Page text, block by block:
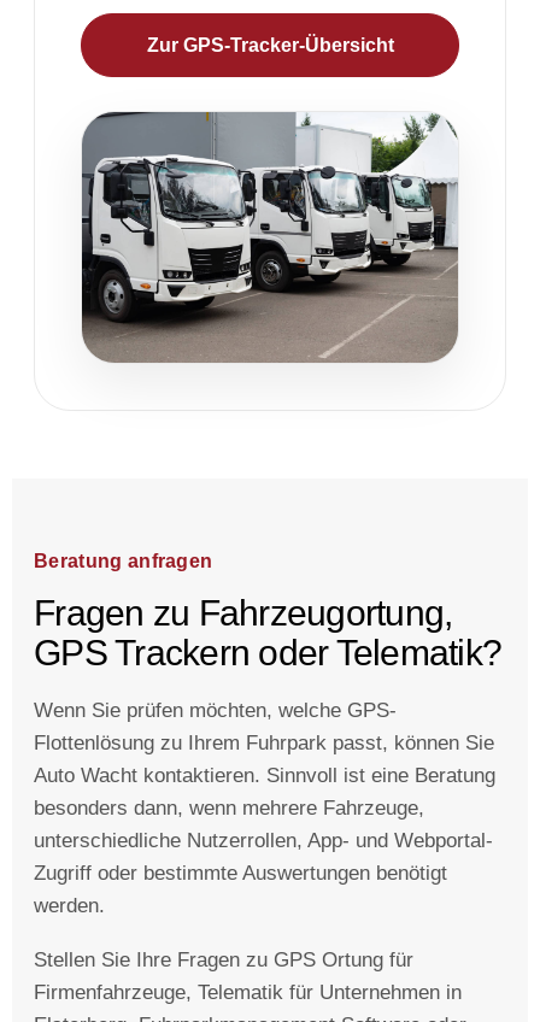
Zur GPS-Tracker-Übersicht
Beratung anfragen
Fragen zu Fahrzeugortung,
GPS Trackern oder Telematik?
Wenn Sie prüfen möchten, welche GPS-
Flottenlösung zu Ihrem Fuhrpark passt, können Sie
Auto Wacht kontaktieren. Sinnvoll ist eine Beratung
besonders dann, wenn mehrere Fahrzeuge,
unterschiedliche Nutzerrollen, App- und Webportal-
Zugriff oder bestimmte Auswertungen benötigt
werden.
Stellen Sie Ihre Fragen zu GPS Ortung für
Firmenfahrzeuge, Telematik für Unternehmen in